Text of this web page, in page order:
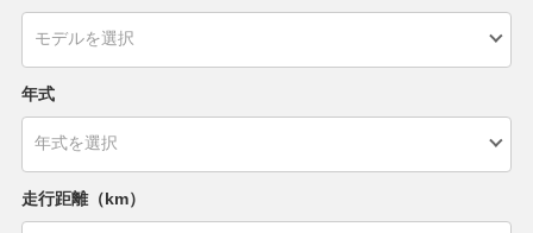
年式
走行距離（km）